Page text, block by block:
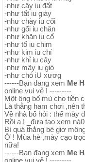
-như cây iu đất
-như tất iu giày
-như chày iu cối
-như gối iu chăn
-như khăn iu cổ
-như tổ iu chim
-như kim iu chỉ
-như khỉ iu cây
-như mây iu gió
-như chó iU xươg
------Bạn đang xem Me
online vui vẻ ! ---------
Một ông bố mù cho tiền
Là thằng ham chơi ,nên
Về nhà bố hỏi : thế mày
Rồi ạ ! _đưa tao xem
Bí quá thằng bé giơ
Ờ ! Mùa hè ,mày cạo
nữa!
------Bạn đang xem Me